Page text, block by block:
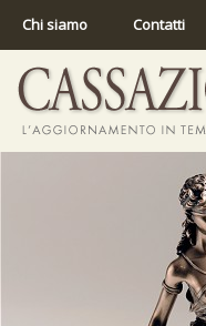
Chi siamo Contatti